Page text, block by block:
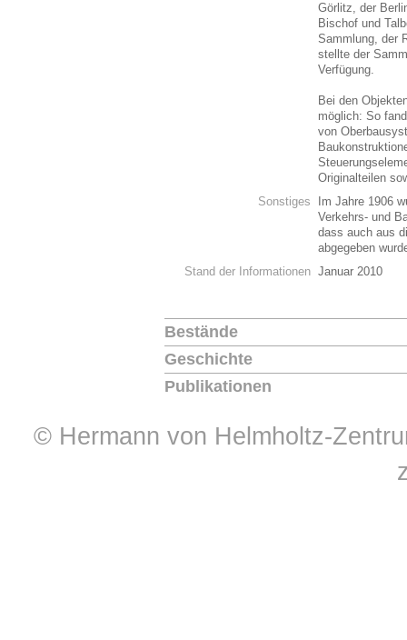
Görlitz, der
Bischof und
Sammlung, der
stellte der
Verfügung.
Bei den
möglich: So
von
Originalteilen
Sonstiges
Im Jahre 1906
Verkehrs- und
dass auch aus
abgegeben
Stand der Informationen Januar 2010
Bestände
Geschichte
Publikationen
© Hermann von Helmholtz-